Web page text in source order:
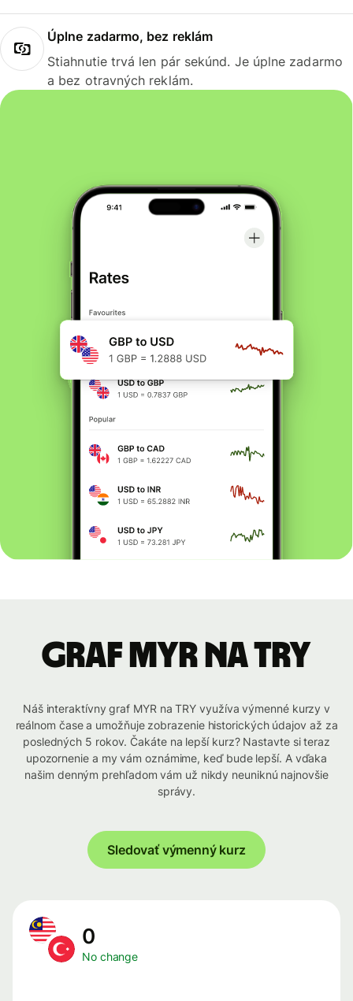
Úplne zadarmo, bez reklám
Stiahnutie trvá len pár sekúnd. Je úplne zadarmo
a bez otravných reklám.
graf MYR na TRY
Náš interaktívny graf MYR na TRY využíva výmenné kurzy v
reálnom čase a umožňuje zobrazenie historických údajov až za
posledných 5 rokov. Čakáte na lepší kurz? Nastavte si teraz
upozornenie a my vám oznámime, keď bude lepší. A vďaka
našim denným prehľadom vám už nikdy neuniknú najnovšie
správy.
Sledovať výmenný kurz
0
No change